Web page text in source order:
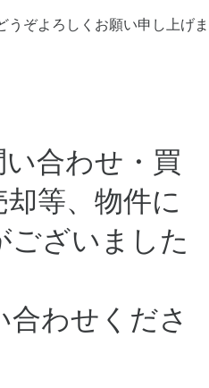
ぞよろしくお願い申し上げま
い合わせ・買
却等、物件に
ございました
合わせくださ